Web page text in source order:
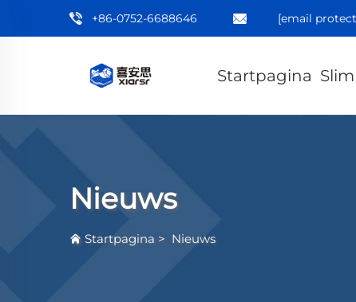
+86-0752-6688646 [email
Startpagina
Nieuws
Startpagina > Nieuws